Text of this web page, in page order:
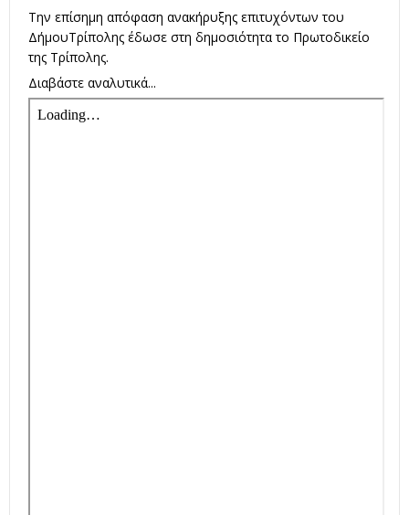
Την επίσημη απόφαση ανακήρυξης επιτυχόντων του
ΔήμουΤρίπολης έδωσε στη δημοσιότητα το Πρωτοδικείο
της Τρίπολης.
Διαβάστε αναλυτικά...